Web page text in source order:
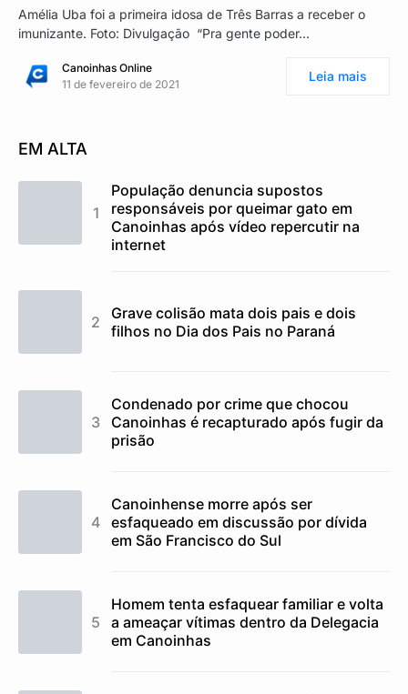
Amélia Uba foi a primeira idosa de Três Barras a receber o
imunizante. Foto: Divulgação “Pra gente poder…
Canoinhas Online
11 de fevereiro de 2021
Leia mais
EM ALTA
População denuncia supostos
responsáveis por queimar gato em
Canoinhas após vídeo repercutir na
internet
Grave colisão mata dois pais e dois
filhos no Dia dos Pais no Paraná
Condenado por crime que chocou
Canoinhas é recapturado após fugir da
prisão
Canoinhense morre após ser
esfaqueado em discussão por dívida
em São Francisco do Sul
Homem tenta esfaquear familiar e volta
a ameaçar vítimas dentro da Delegacia
em Canoinhas